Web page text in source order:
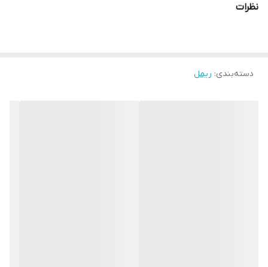
نظرات
دسته‌بندی: ریمل